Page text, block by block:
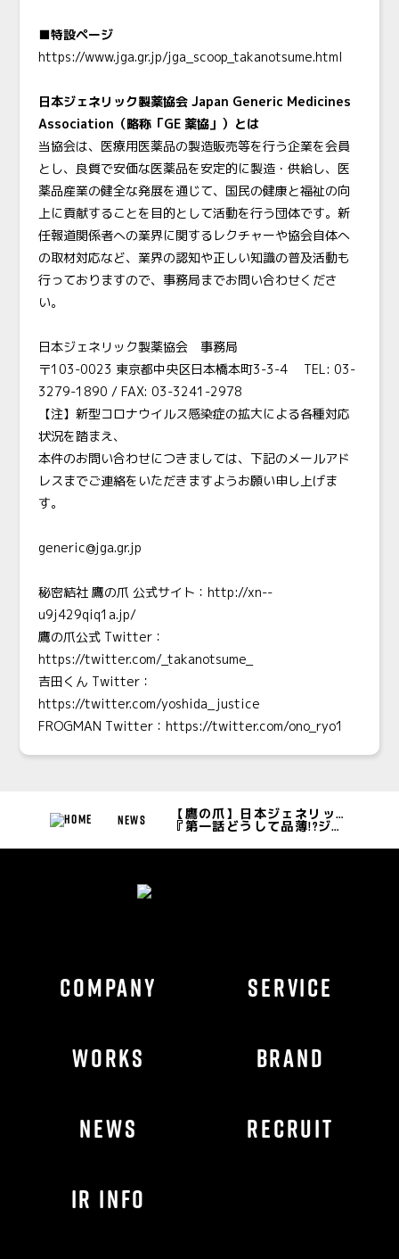
■特設ページ
https://www.jga.gr.jp/jga_scoop_takanotsume.html
日本ジェネリック製薬協会 Japan Generic Medicines
Association（略称「GE 薬協」）とは
当協会は、医療用医薬品の製造販売等を行う企業を会員
とし、良質で安価な医薬品を安定的に製造・供給し、医
薬品産業の健全な発展を通じて、国民の健康と福祉の向
上に貢献することを目的として活動を行う団体です。新
任報道関係者への業界に関するレクチャーや協会自体へ
の取材対応など、業界の認知や正しい知識の普及活動も
行っておりますので、事務局までお問い合わせくださ
い。
日本ジェネリック製薬協会 事務局
〒103-0023 東京都中央区日本橋本町3-3-4 TEL: 03-
3279-1890 / FAX: 03-3241-2978
【注】新型コロナウイルス感染症の拡大による各種対応
状況を踏まえ、
本件のお問い合わせにつきましては、下記のメールアド
レスまでご連絡をいただきますようお願い申し上げま
す。
generic@jga.gr.jp
秘密結社 鷹の爪 公式サイト： http://xn--
u9j429qiq1a.jp/
鷹の爪公式 Twitter：
https://twitter.com/_takanotsume_
吉田くん Twitter：
https://twitter.com/yoshida_justice
FROGMAN Twitter： https://twitter.com/ono_ryo1
NEWS 【鷹の爪】日本ジェネリック製薬協会 × 鷹の爪団 スクープ︕鷹の爪団
『第一話どうして品薄!?ジェネリックの今!』配信開始
COMPANY SERVICE
WORKS BRAND
NEWS RECRUIT
IR INFO